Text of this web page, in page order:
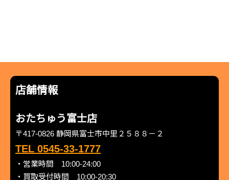
店舗情報
おたちゅう富士店
〒417-0826 静岡県富士市中里２５８８－２
TEL 0545-33-1777
・営業時間 10:00-24:00
・買取受付時間 10:00-20:30